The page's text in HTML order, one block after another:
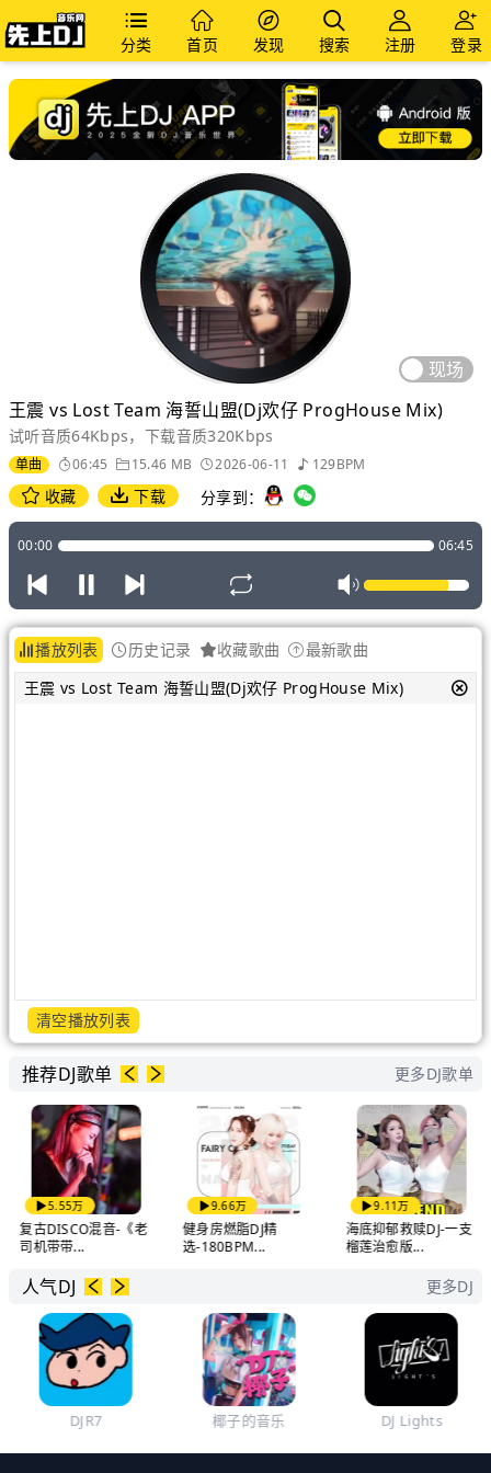
分类 首页 发现 搜索 注册 登录
现场
王震 vs Lost Team 海誓山盟(Dj欢仔 ProgHouse Mix)
试听音质64Kbps，下载音质320Kbps
单曲 06:45 15.46 MB 2026-06-11 129BPM
收藏 下载 分享到：
00:00 06:45
播放列表 历史记录 收藏歌曲
最新歌曲
王震 vs Lost Team 海誓山盟(Dj欢仔 ProgHouse Mix)
清空播放列表
推荐DJ歌单 更多DJ歌单
5.55万
复古DISCO混音-《老
司机带带...
9.66万
健身房燃脂DJ精
选-180BPM...
9.11万
海底抑郁救赎DJ-一支
榴莲治愈版...
人气DJ 更多DJ
DJR7 椰子的音乐 DJ Lights